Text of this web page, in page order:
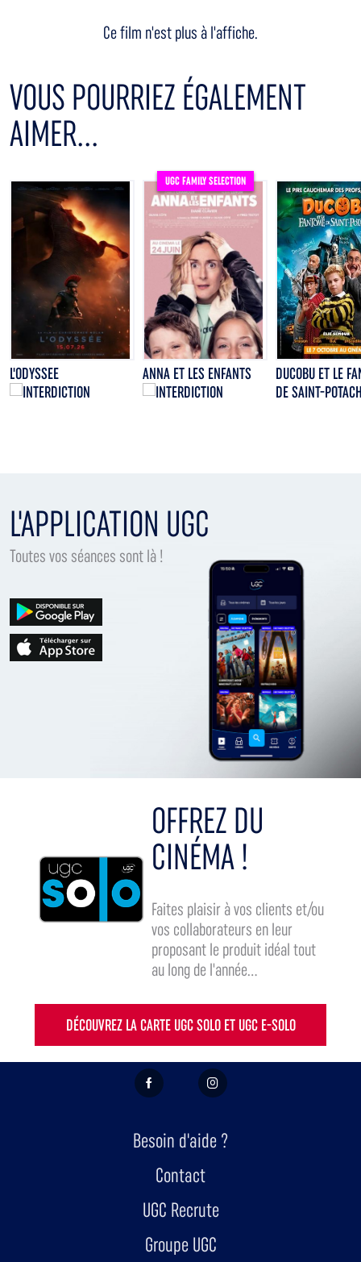
Ce film n'est plus à l'affiche.
VOUS POURRIEZ ÉGALEMENT
AIMER...
L'ODYSSEE
UGC FAMILY SELECTION
ANNA ET LES ENFANTS
DUCOBU ET LE
DE SAINT-
L'APPLICATION UGC
Toutes vos séances sont là !
OFFREZ DU
CINÉMA !
Faites plaisir à vos clients et/ou
vos collaborateurs en leur
proposant le produit idéal tout
au long de l'année...
DÉCOUVREZ LA CARTE UGC SOLO ET UGC E-SOLO
FACEBOOK INSTAGRAM
Besoin d'aide ?
Contact
UGC Recrute
Groupe UGC